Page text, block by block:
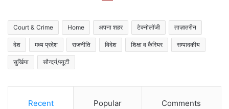
Court & Crime Home अपना शहर टेक्नोलॉजी ताज़ातरीन
देश मध्य प्रदेश राजनीति विदेश शिक्षा व कैरियर सम्पादकीय
सुर्खिया सौन्दर्य/ब्यूटी
Recent Popular Comments